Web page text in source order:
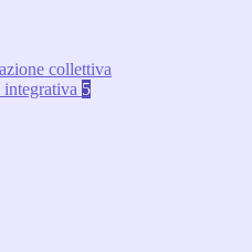
collettiva
5